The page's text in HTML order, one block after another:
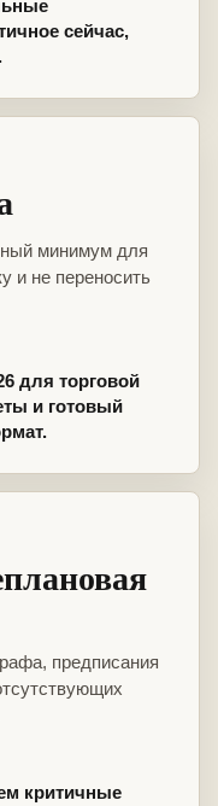
сейчас,
минимум для
и не переносить
для торговой
и готовый
предписания
критичные